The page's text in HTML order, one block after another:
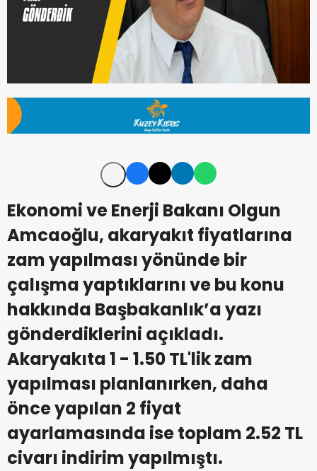
Ekonomi ve Enerji Bakanı Olgun
Amcaoğlu, akaryakıt fiyatlarına
zam yapılması yönünde bir
çalışma yaptıklarını ve bu konu
hakkında Başbakanlık’a yazı
gönderdiklerini açıkladı.
Akaryakıta 1 - 1.50 TL'lik zam
yapılması planlanırken, daha
önce yapılan 2 fiyat
ayarlamasında ise toplam 2.52 TL
civarı indirim yapılmıştı.